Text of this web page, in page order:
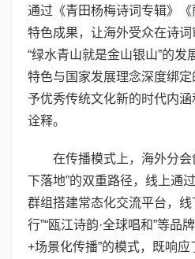
通过《青田杨梅诗词专辑》
特色成果，让海外受众在诗
“绿水青山就是金山银山”的
特色与国家发展理念深度绑
予优秀传统文化新的时代内
诠释。
在传播模式上，海外分会
下落地”的双重路径，线上通
群组搭建常态化交流平台，线
行”“瓯江诗韵·全球唱和”等品
+场景化传播”的模式，既响